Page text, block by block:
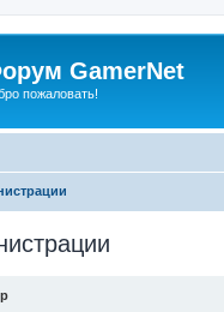
GamerNet
пожаловать!